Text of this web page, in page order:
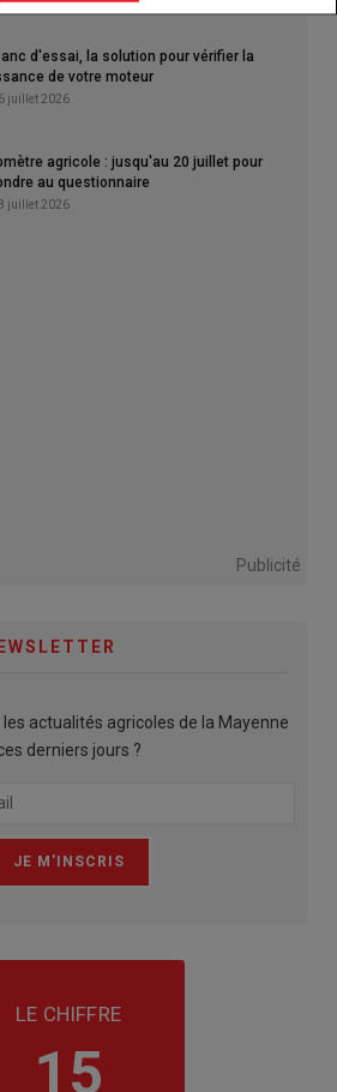
d'essai, la solution pour vérifier la
de votre moteur
juillet 2026
agricole : jusqu'au 20 juillet pour
au questionnaire
juillet 2026
Publicité
les actualités agricoles de la Mayenne
derniers jours ?
LE CHIFFRE
15